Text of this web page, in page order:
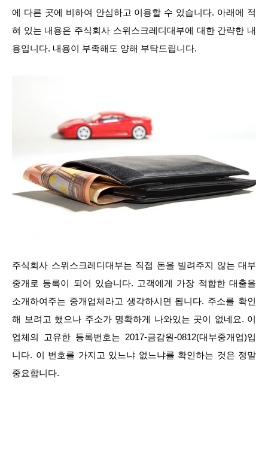
에 다른 곳에 비하여 안심하고 이용할 수 있습니다. 아래에 적
혀 있는 내용은 주식회사 스위스크레디대부에 대한 간략한 내
용입니다. 내용이 부족해도 양해 부탁드립니다.
주식회사 스위스크레디대부는 직접 돈을 빌려주지 않는 대부
중개로 등록이 되어 있습니다. 고객에게 가장 적합한 대출을
소개하여주는 중개업체라고 생각하시면 됩니다. 주소를 확인
해 보려고 했으나 주소가 명확하게 나와있는 곳이 없네요. 이
업체의 고유한 등록번호는 2017-금감원-0812(대부중개업)입
니다. 이 번호를 가지고 있느냐 없느냐를 확인하는 것은 정말
중요합니다.